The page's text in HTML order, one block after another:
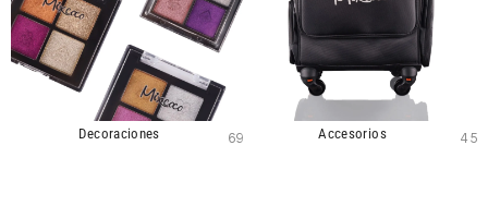
Decoraciones 69 Accesorios 45